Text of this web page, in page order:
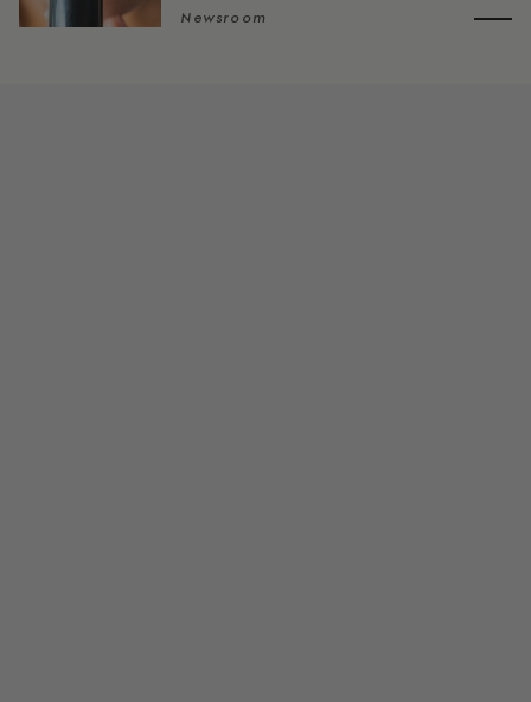
Newsroom